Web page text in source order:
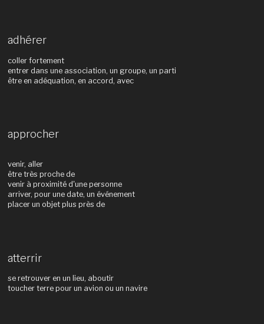
adhérer
coller fortement
entrer dans une association, un groupe, un parti
être en adéquation, en accord, avec
approcher
venir, aller
être très proche de
venir à proximité d'une personne
arriver, pour une date, un événement
placer un objet plus près de
atterrir
se retrouver en un lieu, aboutir
toucher terre pour un avion ou un navire